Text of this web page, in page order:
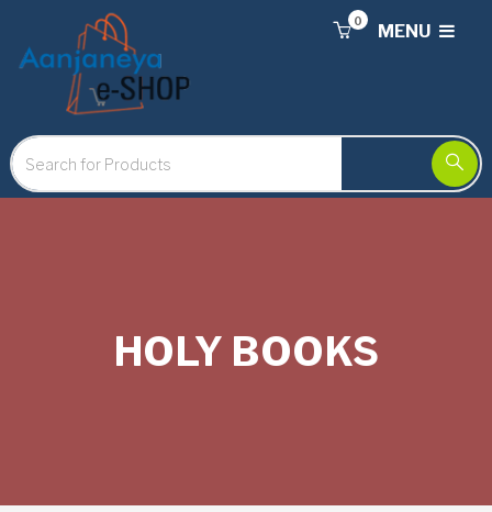
MENU
0
HOLY BOOKS